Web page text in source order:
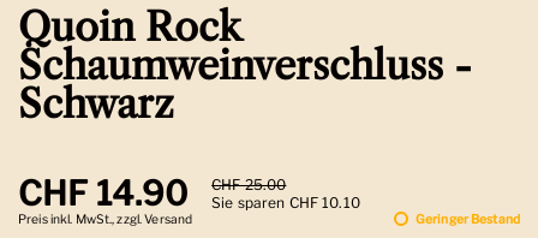
Quoin Rock
Schaumweinverschluss -
Schwarz
Regulärer Preis
CHF 14.90 Sale-Preis
CHF 25.00
Sie sparen CHF 10.10
Preis inkl. MwSt., zzgl. Versand Geringer Bestand